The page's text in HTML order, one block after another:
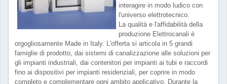
interagire in modo ludico con
l'universo elettrotecnico.
La qualità e l'affidabilità della
produzione Elettrocanali è
orgogliosamente Made in Italy. L'offerta si articola in 5 grandi
famiglie di prodotto, dai sistemi di canalizzazione alle soluzioni per
gli impianti industriali, dai contenitori per impianti ai tubi e raccordi
fino ai dispositivi per impianti residenziali, per coprire in modo
completo e complementare ogni ambito applicativo. Durante la